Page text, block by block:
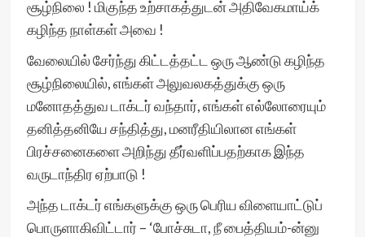
சூழ்நிலை ! மிகுந்த உற்சாகத்துடன் அதிவேகமாய்க்
கழிந்த நாள்கள் அவை !
வேலையில் சேர்ந்து கிட்டத்தட்ட ஒரு ஆண்டு கழிந்த
சூழ்நிலையில், எங்கள் அலுவலகத்துக்கு ஒரு
மனோதத்துவ டாக்டர் வந்தார், எங்கள் எல்லோரையும்
தனித்தனியே சந்தித்து, மனரீதியிலான எங்கள்
பிரச்சனைகளை அறிந்து தீர்வளிப்பதற்காக இந்த
வருடாந்திர ஏற்பாடு !
அந்த டாக்டர் எங்களுக்கு ஒரு பெரிய விளையாட்டுப்
பொருளாகிவிட்டார் – ‘போச்சுடா, நீ பைத்தியம்-ன்னு